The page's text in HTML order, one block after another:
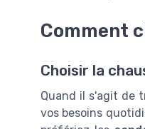
Comment
Choisir la
Quand il s'agit de
vos besoins